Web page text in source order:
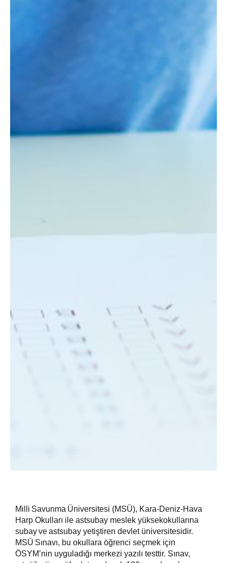
Milli Savunma Üniversitesi (MSÜ), Kara‑Deniz‑Hava
Harp Okulları ile astsubay meslek yüksekokullarına
subayveastsubay yetiştiren devlet üniversitesidir.
MSÜ Sınavı, bu okullara öğrenci seçmek için
ÖSYM’nin uyguladığı merkezi yazılı testtir. Sınav,